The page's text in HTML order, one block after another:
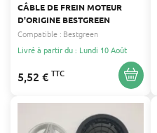
CÂBLE DE FREIN MOTEUR
D'ORIGINE BESTGREEN
Compatible : Bestgreen
Livré à partir du : Lundi 10 Août
5,52 € TTC